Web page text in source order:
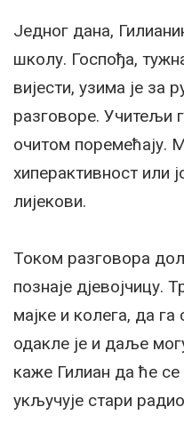
Једног дана,
школу. Госпођа,
вијести, узима је за
разговоре. Учитељи
очитом поремећају.
хиперактивност или
лијекови.
Током разговора
познаје дјевојчицу.
мајке и колега, да га
одакле је и даље
каже Гилиан да ће
укључује стари